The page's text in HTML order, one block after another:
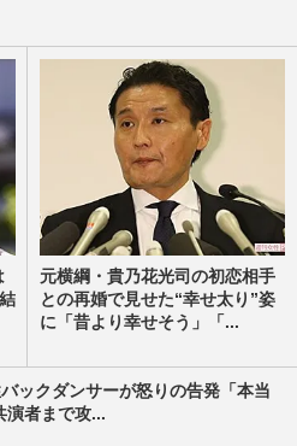
元横綱・貴乃花光司の初恋相手
との再婚で見せた“幸せ太り”姿
に「昔より幸せそう」「...
ックダンサーが怒りの告発「本当
演者まで攻...